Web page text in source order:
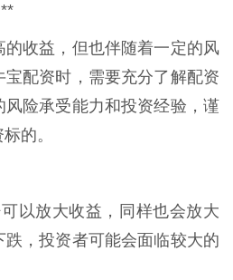
收益，但也伴随着一定的风
宝配资时，需要充分了解配资
险承受能力和投资经验，谨
的。
以放大收益，同样也会放大
，投资者可能会面临较大的